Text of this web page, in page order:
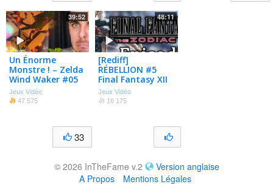
39:52
Un Énorme
Monstre ! – Zelda
Wind Waker #05
Jeux Vidéo
47 575
33
48:11
[Rediff]
RÉBELLION #5
Final Fantasy XII
The Zodiac Age
Jeux Vidéo
16 175
© 2026 InTheFame v.2
Version anglaise
A Propos
Mentions Légales